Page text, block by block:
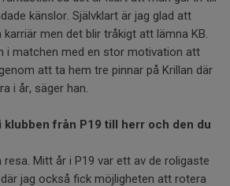
känslor. Självklart är jag glad att
men det blir tråkigt att lämna KB.
i matchen med en stor motivation att
att ta hem tre pinnar på Krillan där
i år, säger han.
klubben från P19 till herr och den du
resa. Mitt år i P19 var ett av de roligaste
jag också fick möjligheten att rotera